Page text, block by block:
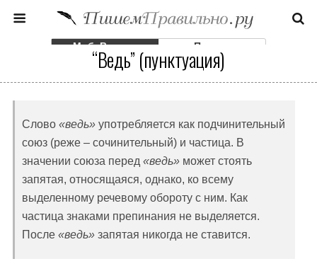
Моб. Версия Полная
“Ведь” (пунктуация)
Слово «ведь» употребляется как подчинительный
союз (реже – сочинительный) и частица. В
значении союза перед «ведь» может стоять
запятая, относящаяся, однако, ко всему
выделенному речевому обороту с ним. Как
частица знаками препинания не выделяется.
После «ведь» запятая никогда не ставится.